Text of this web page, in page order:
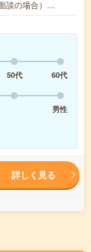
談の場合）…
50代
60代
男性
詳しく見る